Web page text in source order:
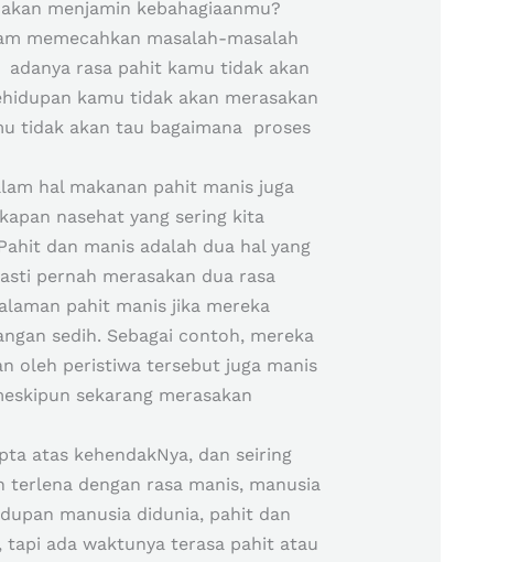
menjamin kebahagiaanmu?
memecahkan masalah-masalah
adanya rasa pahit kamu tidak akan
kamu tidak akan merasakan
tidak akan tau bagaimana proses
hal makanan pahit manis juga
nasehat yang sering kita
dan manis adalah dua hal yang
pernah merasakan dua rasa
pahit manis jika mereka
sedih. Sebagai contoh, mereka
oleh peristiwa tersebut juga manis
sekarang merasakan
atas kehendakNya, dan seiring
dengan rasa manis, manusia
manusia didunia, pahit dan
tapi ada waktunya terasa pahit atau